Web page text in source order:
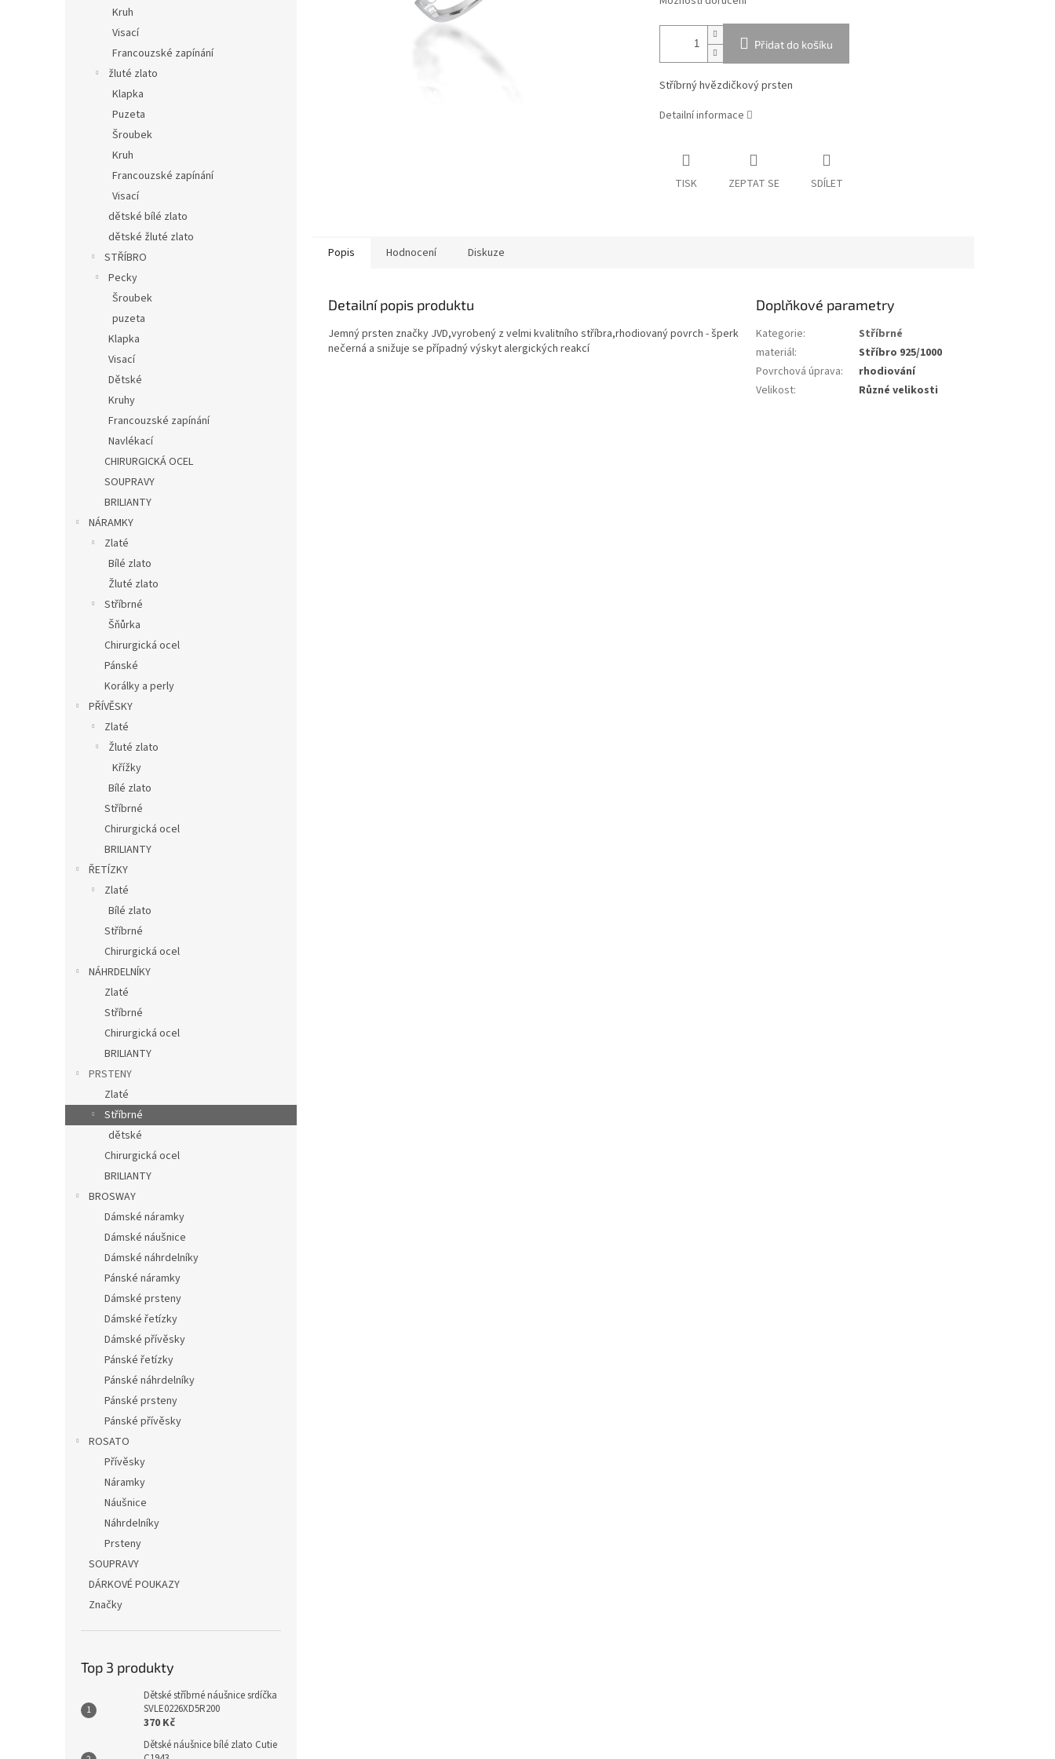
Kruh
Visací
Francouzské zapínání
žluté zlato
Klapka
Puzeta
Šroubek
Kruh
Francouzské zapínání
Visací
dětské bílé zlato
dětské žluté zlato
STŘÍBRO
Pecky
Šroubek
puzeta
Klapka
Visací
Dětské
Kruhy
Francouzské zapínání
Navlékací
CHIRURGICKÁ OCEL
SOUPRAVY
BRILIANTY
NÁRAMKY
Zlaté
Bílé zlato
Žluté zlato
Stříbrné
Šňůrka
Chirurgická ocel
Pánské
Korálky a perly
PŘÍVĚSKY
Zlaté
Žluté zlato
Křížky
Bílé zlato
Stříbrné
Chirurgická ocel
BRILIANTY
ŘETÍZKY
Zlaté
Bílé zlato
Stříbrné
Chirurgická ocel
NÁHRDELNÍKY
Zlaté
Stříbrné
Chirurgická ocel
BRILIANTY
PRSTENY
Zlaté
Stříbrné
dětské
Chirurgická ocel
BRILIANTY
BROSWAY
Dámské náramky
Dámské náušnice
Dámské náhrdelníky
Pánské náramky
Dámské prsteny
Dámské řetízky
Dámské přívěsky
Pánské řetízky
Pánské náhrdelníky
Pánské prsteny
Pánské přívěsky
ROSATO
Přívěsky
Náramky
Náušnice
Náhrdelníky
Prsteny
SOUPRAVY
DÁRKOVÉ POUKAZY
Značky
Top 3 produkty
Dětské stříbrné náušnice srdíčka
SVLE0226XD5R200
370 Kč
Dětské náušnice bílé zlato Cutie
Přidat do košíku
Stříbrný hvězdičkový prsten
Detailní informace
TISK ZEPTAT SE SDÍLET
Popis Hodnocení Diskuze
Detailní popis produktu
Jemný prsten značky JVD,vyrobený z velmi kvalitního stříbra,rhodiovaný povrch - šperk
nečerná a snižuje se případný výskyt alergických reakcí
Doplňkové parametry
Kategorie:
Stříbrné
materiál:
Stříbro 925/1000
Povrchová úprava:
rhodiování
Velikost: Různé velikosti